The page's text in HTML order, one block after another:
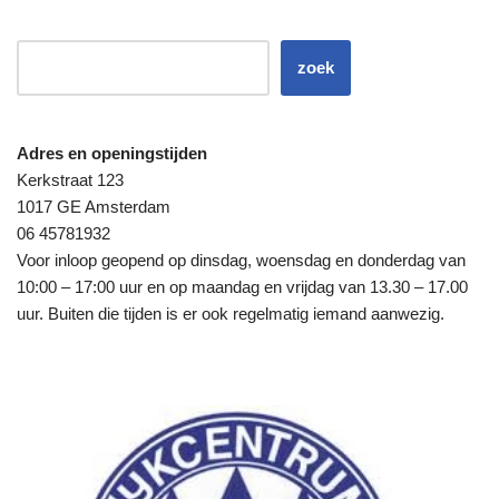
zoek
Adres en openingstijden
Kerkstraat 123
1017 GE Amsterdam
06 45781932
Voor inloop geopend op dinsdag, woensdag en donderdag van
10:00 – 17:00 uur en op maandag en vrijdag van 13.30 – 17.00
uur. Buiten die tijden is er ook regelmatig iemand aanwezig.